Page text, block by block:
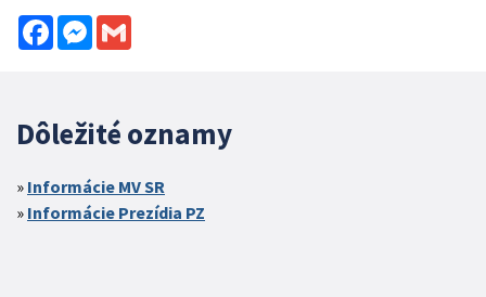
FacebookMessenger
Dôležité oznamy
Informácie MV SR
Informácie Prezídia PZ